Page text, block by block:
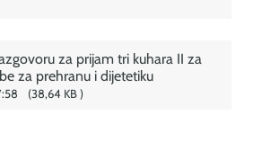
za prijam tri kuhara II za
za prehranu i dijetetiku
38,64 KB